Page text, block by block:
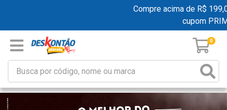
Compre acima de R$
cupom
0